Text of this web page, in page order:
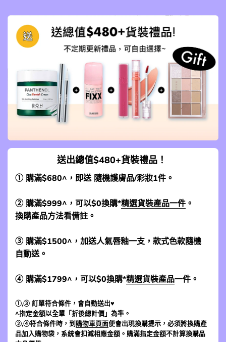
送出總值$480+貨裝禮品！
① 購滿$680^，即送 隨機護膚品/彩妝1件。
② 購滿$999^，可以$0換購*精選貨裝產品一件 。
換購產品方法看備註。
③ 購滿$1500^，加送人氣唇釉一支，款式色款隨機
自動送。
④ 購滿$1799^，可以$0換購*精選貨裝產品一件。
①,③ 訂單符合條件，會自動送出♥
^指定金額以全單「折後總計價」為準。
②,④符合條件時，到 購物車頁面便會出現換購提示，必須將換購產
品加入購物袋，系統會扣減相應金額。購滿指定金額不計算換購品